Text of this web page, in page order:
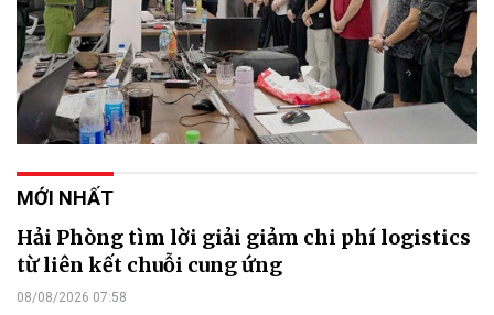
MỚI NHẤT
Hải Phòng tìm lời giải giảm chi phí logistics
từ liên kết chuỗi cung ứng
08/08/2026 07:58